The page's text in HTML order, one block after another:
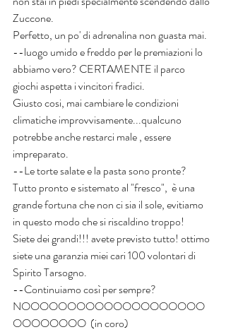
Zuccone.
Perfetto, un po' di adrenalina non guasta mai.
--luogo umido e freddo per le premiazioni lo
abbiamo vero? CERTAMENTE il parco
giochi aspetta i vincitori fradici.
Giusto cosi, mai cambiare le condizioni
climatiche improvvisamente...qualcuno
potrebbe anche restarci male , essere
impreparato.
--Le torte salate e la pasta sono pronte?
Tutto pronto e sistemato al "fresco",  è una
grande fortuna che non ci sia il sole, evitiamo
in questo modo che si riscaldino troppo!
Siete dei grandi!!! avete previsto tutto! ottimo
siete una garanzia miei cari 100 volontari di
Spirito Tarsogno.
--Continuiamo così per sempre?
NOOOOOOOOOOOOOOOOOOOO
OOOOOOOO  (in coro)